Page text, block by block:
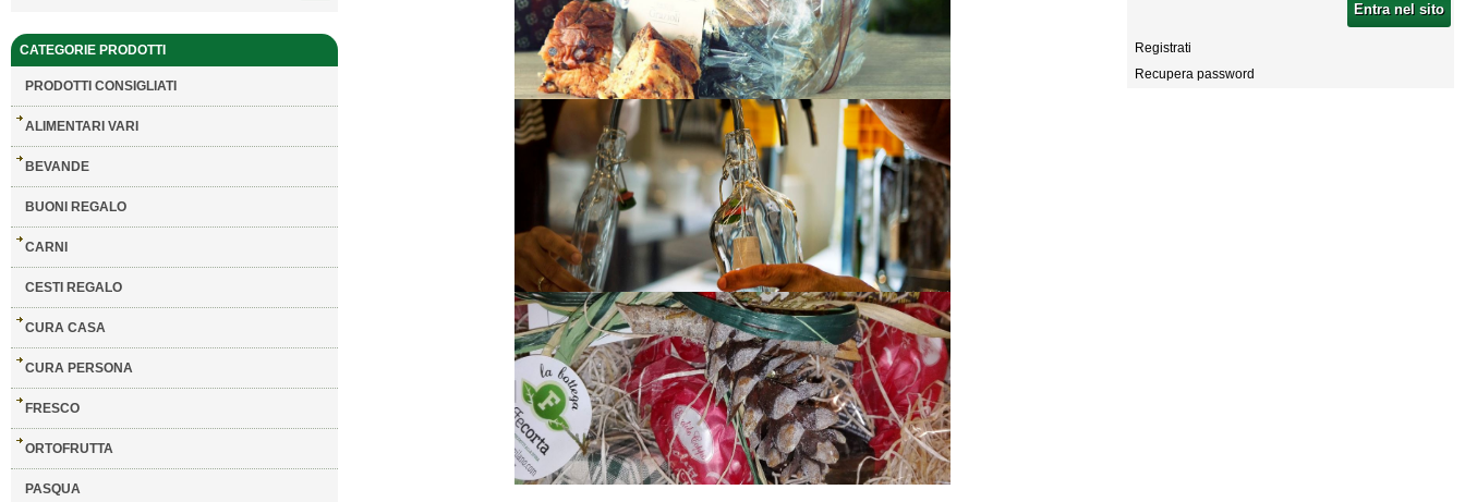
CATEGORIE PRODOTTI
PRODOTTI CONSIGLIATI
ALIMENTARI VARI
BEVANDE
BUONI REGALO
CARNI
CESTI REGALO
CURA CASA
CURA PERSONA
FRESCO
ORTOFRUTTA
PASQUA
Entra nel sito
Registrati
Recupera password